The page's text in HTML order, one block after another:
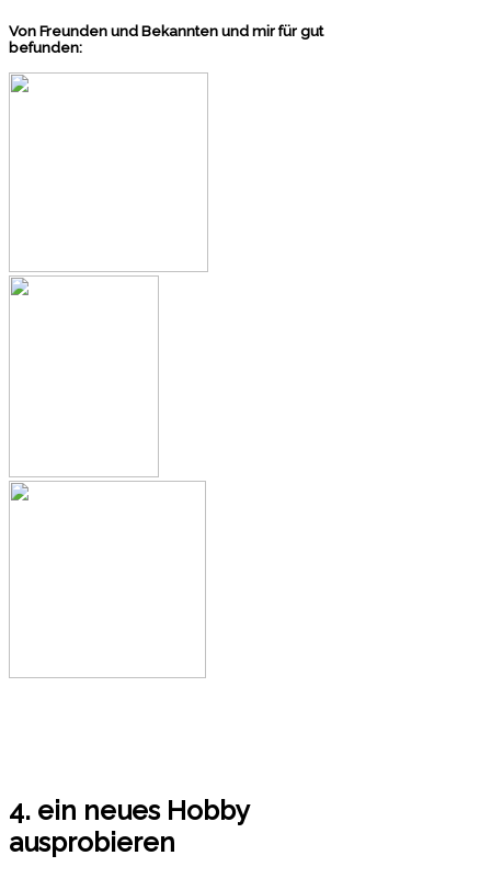
Von Freunden und Bekannten und mir für gut
befunden:
4. ein neues Hobby
ausprobieren